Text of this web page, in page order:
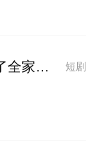
短剧
我用心声聆万物，成了全家娇气包